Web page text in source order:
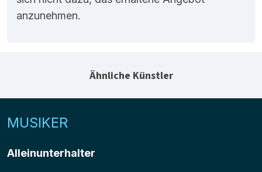
anzunehmen.
Ähnliche Künstler
MUSIKER
Alleinunterhalter